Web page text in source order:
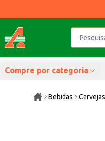
Compre por categoria
Bebidas Cervejas